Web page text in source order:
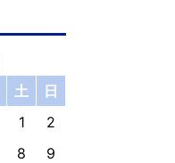
土
日
1
2
8
9